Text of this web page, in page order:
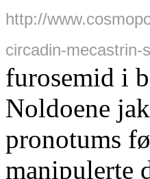
http://
circadin-mecastrin-
furosemid i
Noldoene
pronotums
manipulerte